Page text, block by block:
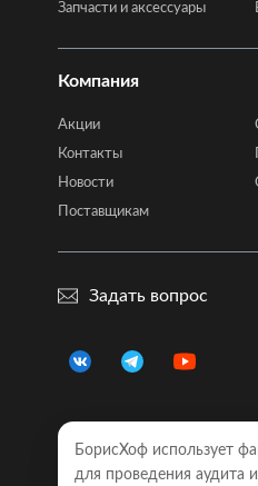
Запчасти и аксессуары
Компания
Акции
Контакты
Новости
Поставщикам
Задать вопрос
Правовая
информация
БорисХоф использует
для проведения аудита